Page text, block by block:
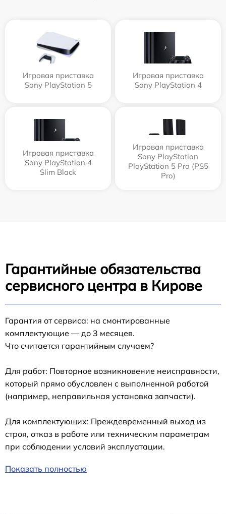
Игровая приставка
Sony PlayStation 5
Игровая приставка
Sony PlayStation 4
Игровая приставка
Sony PlayStation 4
Slim Black
Игровая приставка
Sony PlayStation
PlayStation 5 Pro (PS5
Pro)
Гарантийные обязательства
сервисного центра в Кирове
Гарантия от сервиса: на смонтированные
комплектующие — до 3 месяцев.
Что считается гарантийным случаем?
Для работ: Повторное возникновение неисправности,
который прямо обусловлен с выполненной работой
(например, неправильная установка запчасти).
Для комплектующих: Преждевременный выход из
строя, отказ в работе или техническим параметрам
при соблюдении условий эксплуатации.
Показать полностью